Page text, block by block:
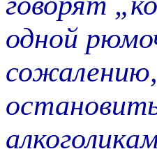
одной